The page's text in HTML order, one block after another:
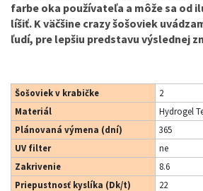
farbe oka používateľa a môže sa od
líšiť. K väčšine crazy šošoviek
ľudí, pre lepšiu predstavu výslednej
Šošoviek v krabičke
2
Materiál
Hydrogel
Plánovaná výmena (dní)
365
UV filter
ne
Zakrivenie
8.6
Priepustnosť kyslíka (Dk/t)
22